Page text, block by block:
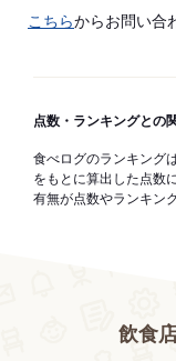
こちらからお問い合
点数・ランキングとの
食べログのランキング
をもとに算出した点数
有無が点数やランキン
飲食